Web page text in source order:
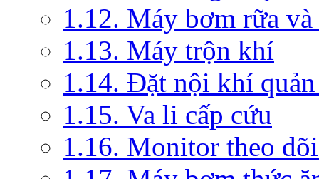
1.12. Máy bơm rữa
1.13. Máy trộn khí
1.14. Đặt nội khí
1.15. Va li cấp cứu
1.16. Monitor theo